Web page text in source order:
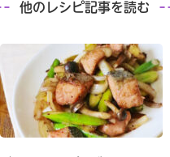
他のレシピ記事を読む